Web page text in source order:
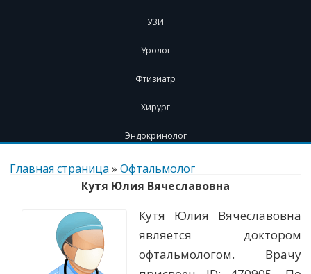
УЗИ
Уролог
Фтизиатр
Хирург
Эндокринолог
Перейти
содержимому
Главная страница » Офтальмолог
Кутя Юлия Вячеславовна
Кутя Юлия Вячеславовна
является доктором
офтальмологом. Врачу